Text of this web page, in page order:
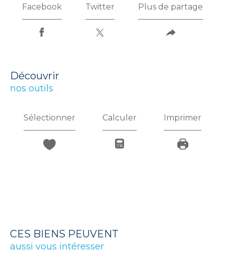
Facebook Twitter Plus de partage
découvrir
nos outils
Sélectionner Calculer Imprimer
CES BIENS PEUVENT
aussi vous intéresser